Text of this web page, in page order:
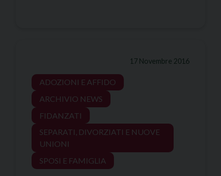
17 Novembre 2016
ADOZIONI E AFFIDO
ARCHIVIO NEWS
FIDANZATI
SEPARATI, DIVORZIATI E NUOVE
UNIONI
SPOSI E FAMIGLIA